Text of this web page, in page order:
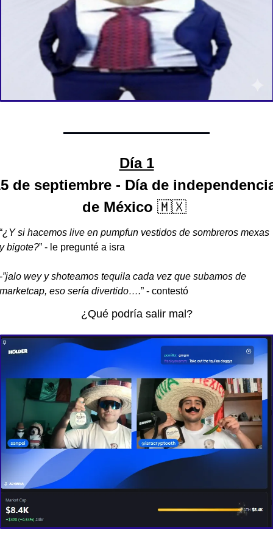
Día 1
de septiembre - Día de
de México 🇲🇽
¿Y si hacemos live en pumpfun vestidos de sombreros mexas
bigote?” - le pregunté a isra
”jalo wey y shoteamos tequila cada vez que subamos de
eso sería divertido….” - contestó
¿Qué podría salir mal?